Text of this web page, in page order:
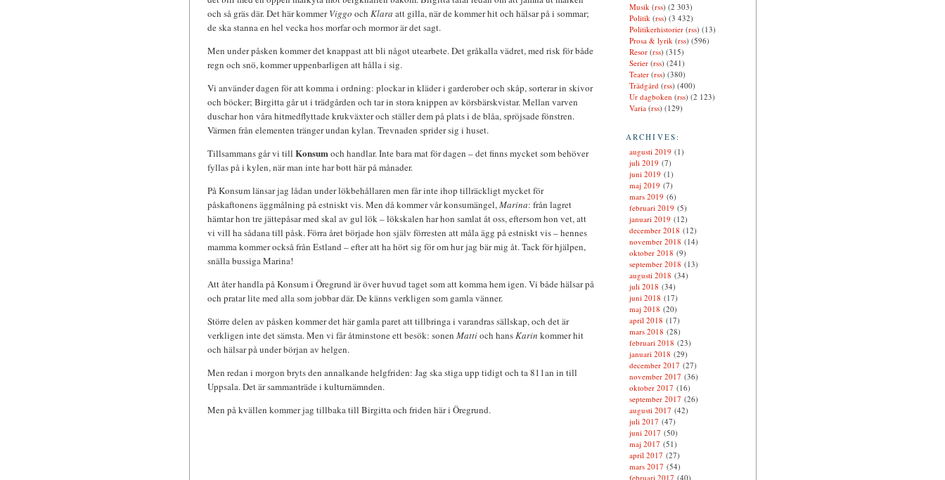
och så gräs där. Det här kommerViggo och Klara att gilla, när de kommer hit och hälsar på i sommar;
de ska stanna en hel vecka hos morfar och mormor är det sagt.
Men under påsken kommer det knappast att bli något utearbete. Det gråkalla vädret, med risk för både
regn och snö, kommer uppenbarligen att hålla i sig.
Vi använder dagen för att komma i ordning: plockar in kläder i garderober och skåp, sorterar in skivor
och böcker; Birgitta går ut i trädgården och tar in stora knippen av körsbärskvistar. Mellan varven
duschar hon våra hitmedflyttade krukväxter och ställer dem på plats i de blåa, spröjsade fönstren.
Värmen från elementen tränger undan kylan. Trevnaden sprider sig i huset.
Tillsammans går vi till Konsumoch handlar. Inte bara mat för dagen – det finns mycket som behöver
fyllas på i kylen, när man inte har bott här på månader.
På Konsum länsar jag lådan under lökbehållaren men får inte ihop tillräckligt mycket för
påskaftonens äggmålning på estniskt vis. Men då kommer vår konsumängel,Marina: från lagret
hämtar hon tre jättepåsar med skal av gul lök – lökskalen har hon samlat åt oss, eftersom hon vet, att
vi vill ha sådana till påsk. Förra året började hon själv förresten att måla ägg på estniskt vis – hennes
mamma kommer också från Estland – efter att ha hört sig för om hur jag bär mig åt. Tack för hjälpen,
snälla bussiga Marina!
Att åter handla på Konsum i Öregrund är över huvud taget som att komma hem igen. Vi både hälsar på
och pratar lite med alla som jobbar där. De känns verkligen som gamla vänner.
Större delen av påsken kommer det här gamla paret att tillbringa i varandras sällskap, och det är
verkligen inte det sämsta. Men vi får åtminstone ett besök: sonen Mattioch hansKarin kommer hit
och hälsar på under början av helgen.
Men redan i morgon bryts den annalkande helgfriden: Jag ska stiga upp tidigt och ta 811an in till
Uppsala. Det är sammanträde i kulturnämnden.
Men på kvällen kommer jag tillbaka till Birgitta och friden här i Öregrund.
Musik(rss) (2 303)
Politik(rss) (3 432)
Politikerhistorier(rss) (13)
Prosa & lyrik(rss) (596)
Resor(rss) (315)
Serier(rss) (241)
Teater(rss) (380)
Trädgård(rss) (400)
Ur dagboken (rss) (2 123)
Varia(rss) (129)
ARCHIVES:
augusti 2019 (1)
juli 2019 (7)
juni 2019 (1)
maj 2019 (7)
mars 2019 (6)
februari 2019 (5)
januari 2019 (12)
december 2018 (12)
november 2018 (14)
oktober 2018 (9)
september 2018 (13)
augusti 2018 (34)
juli 2018 (34)
juni 2018 (17)
maj 2018 (20)
april 2018 (17)
mars 2018 (28)
februari 2018 (23)
januari 2018 (29)
december 2017 (27)
november 2017 (36)
oktober 2017 (16)
september 2017 (26)
augusti 2017 (42)
juli 2017 (47)
juni 2017 (50)
maj 2017 (51)
april 2017 (27)
mars 2017 (54)
februari 2017 (40)